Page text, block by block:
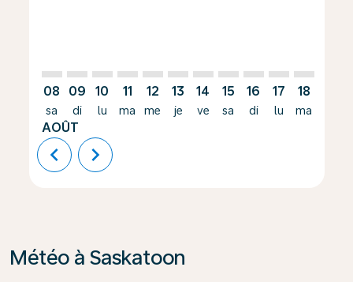
08
sa
AOÛT
09
di
10
lu
11
ma
12
me
13
je
14
ve
15
sa
16
di
17
lu
18
ma
chevron_left chevron_right
Météo à Saskatoon